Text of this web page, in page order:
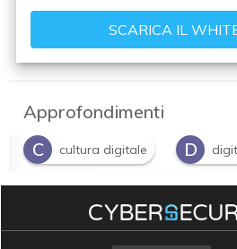
Approfondimenti
C
cultura digitale D
H HR tech R risorse